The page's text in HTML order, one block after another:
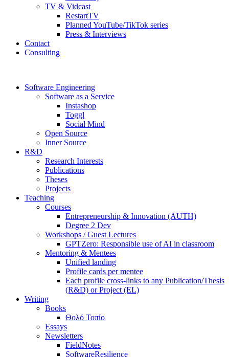
TV & Vidcast
RestartTV
Planned YouTube/TikTok series
Press & Interviews
Contact
Consulting
Software Engineering
Software as a Service
Instashop
Toggl
Social Mind
Open Source
Inner Source
R&D
Research Interests
Publications
Theses
Projects
Teaching
Courses
Entrepreneurship & Innovation (AUTH)
Degree 2 Dev
Workshops / Guest Lectures
GPTZero: Responsible use of AI in classroom
Mentoring & Mentees
Unified landing
Profile cards per mentee
Each profile cross-links to any Publication/Thesis
(R&D) or Project (EL)
Writing
Books
Θολό Τοπίο
Essays
Newsletters
FieldNotes
SoftwareResilience